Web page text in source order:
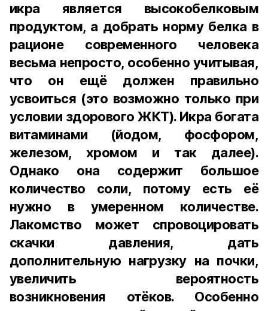
икра является высокобелковым
продуктом, а добрать норму белка в
рационе современного человека
весьма непросто, особенно учитывая,
что он ещё должен правильно
усвоиться (это возможно только при
условии здорового ЖКТ). Икра богата
витаминами (йодом, фосфором,
железом, хромом и так далее).
Однако она содержит большое
количество соли, потому есть её
нужно в умеренном количестве.
Лакомство может спровоцировать
скачки давления, дать
дополнительную нагрузку на почки,
увеличить вероятность
возникновения отёков. Особенно